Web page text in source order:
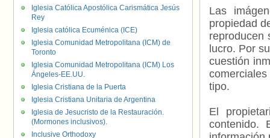
Las
propiedad
reproducen
lucro. Por
cuestión
tipo.
El
contenido.
Iglesia Católica Apostólica Carismática Jesús
Rey
Iglesia católica Ecuménica (ICE)
Iglesia Comunidad Metropolitana (ICM) de
Toronto
Iglesia Comunidad Metropolitana (ICM) Los
Ángeles-EE.UU.
Iglesia Cristiana de la Puerta
Iglesia Cristiana Unitaria de Argentina
Iglesia de Jesucristo de la Restauración.
(Mormones inclusivos).
Inclusive Orthodoxy